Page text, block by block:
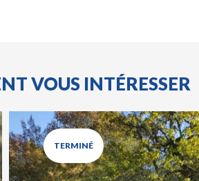
VOUS INTÉRESSER
TERMINÉ